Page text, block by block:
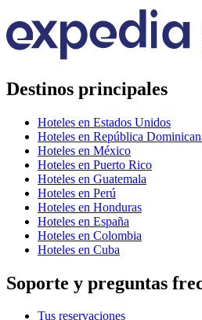
Destinos principales
Hoteles en Estados Unidos
Hoteles en República
Hoteles en México
Hoteles en Puerto Rico
Hoteles en Guatemala
Hoteles en Perú
Hoteles en Honduras
Hoteles en España
Hoteles en Colombia
Hoteles en Cuba
Soporte y preguntas
Tus reservaciones